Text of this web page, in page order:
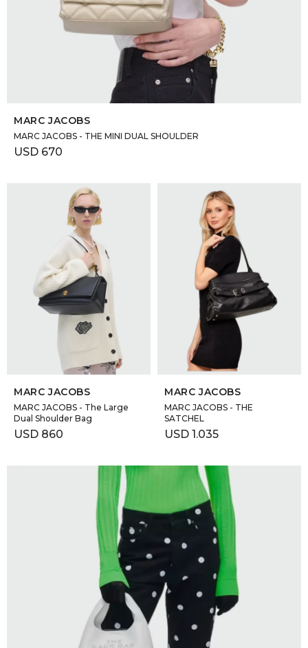
SELECCIONAR TALLE
MARC JACOBS
MARC JACOBS - THE MINI DUAL SHOULDER
USD 670
SELECCIONAR TALLE
MARC JACOBS
MARC JACOBS - The Large
Dual Shoulder Bag
USD 860
SELECCIONAR TALLE
MARC JACOBS
MARC JACOBS - THE
SATCHEL
USD 1.035